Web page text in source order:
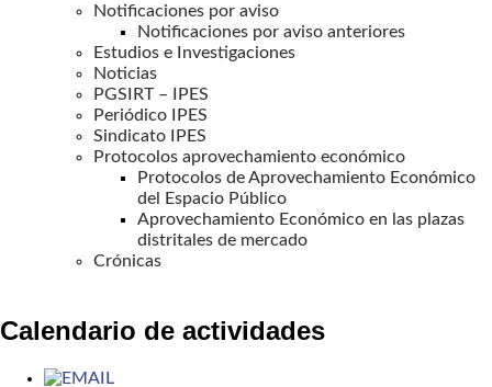
Notificaciones por aviso
Notificaciones por aviso anteriores
Estudios e Investigaciones
Noticias
PGSIRT – IPES
Periódico IPES
Sindicato IPES
Protocolos aprovechamiento económico
Protocolos de Aprovechamiento Económico
del Espacio Público
Aprovechamiento Económico en las plazas
distritales de mercado
Crónicas
Calendario de actividades